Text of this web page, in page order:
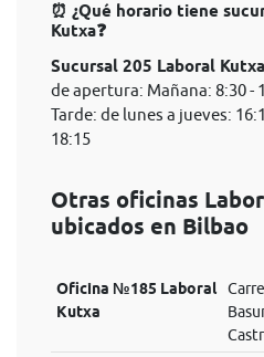
⏰ ¿Qué horario tiene
Kutxa❓
Sucursal 205 Laboral Kutxa
de apertura: Mañana: 8:30 -
Tarde: de lunes a jueves:
18:15
Otras oficinas
ubicados en Bilbao
Oficina №185 Laboral
Kutxa